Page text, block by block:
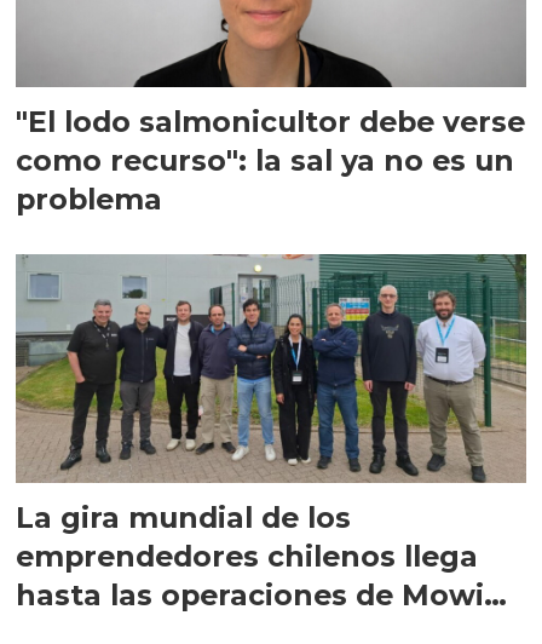
"El lodo salmonicultor debe verse
como recurso": la sal ya no es un
problema
La gira mundial de los
emprendedores chilenos llega
hasta las operaciones de Mowi